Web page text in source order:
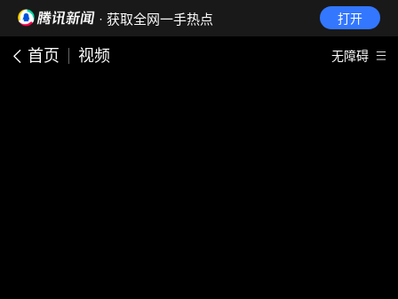
· 获取全网一手热点 打开
首页 视频 无障碍